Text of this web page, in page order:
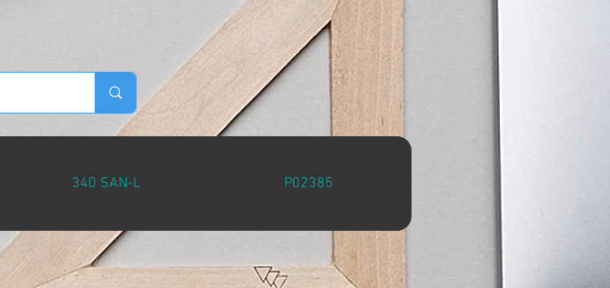
340 SAN-L P02385